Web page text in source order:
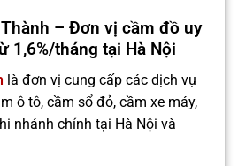
– Đơn vị cầm đồ uy
1,6%/tháng tại Hà Nội
là đơn vị cung cấp các dịch vụ
ô tô, cầm sổ đỏ, cầm xe máy,
nhánh chính tại Hà Nội và